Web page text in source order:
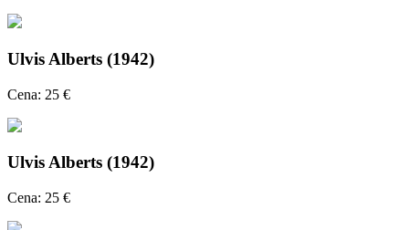
Ulvis Alberts (1942)
Cena: 25 €
Ulvis Alberts (1942)
Cena: 25 €